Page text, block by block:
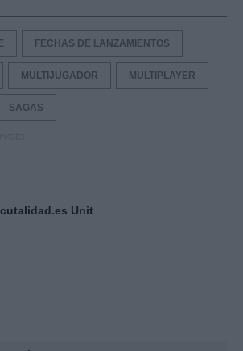
FECHAS DE LANZAMIENTOS
MULTIJUGADOR MULTIPLAYER
SAGAS
Unit